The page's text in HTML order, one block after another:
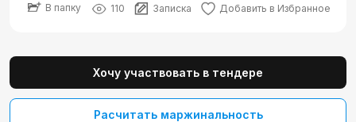
В папку 110 Записка Добавить в Избранное
Хочу участвовать в тендере
Расчитать маржинальность